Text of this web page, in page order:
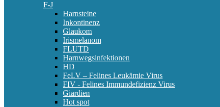
F-J
Harnsteine
Inkontinenz
Glaukom
Irismelanom
FLUTD
Harnwegsinfektionen
HD
FeLV – Felines Leukämie Virus
FIV - Felines Immundefizienz Virus
Giardien
Hot spot